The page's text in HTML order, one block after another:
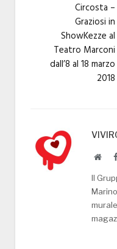
Circosta –
Graziosi in
ShowKezze al
Teatro Marconi
dall’8 al 18 marzo
2018
Il